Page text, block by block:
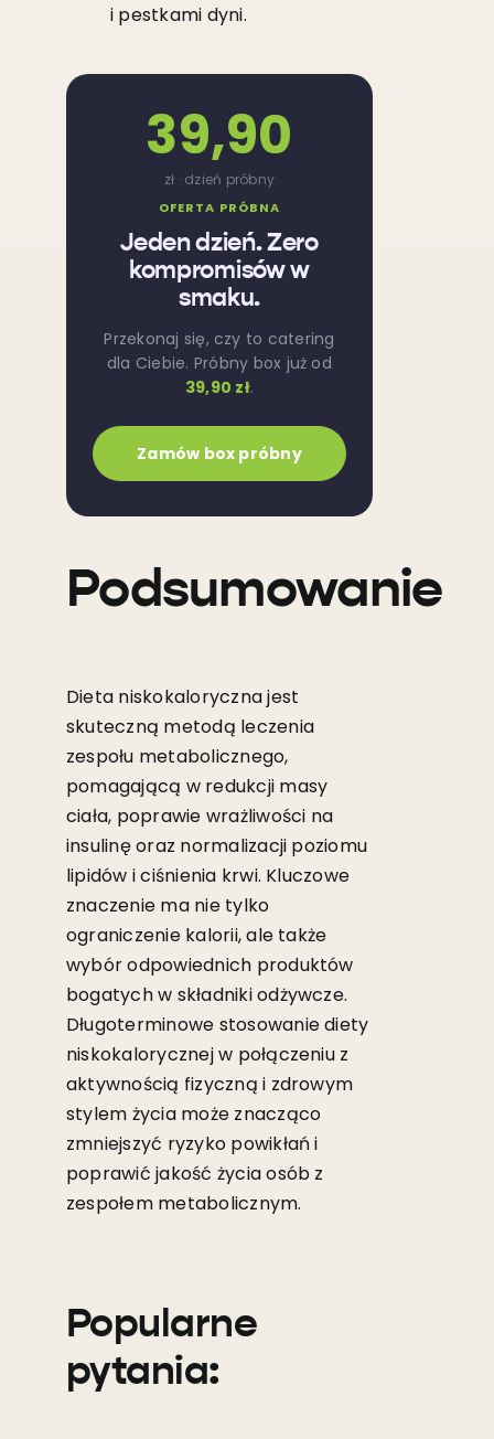
i pestkami dyni.
OFERTA PRÓBNA
Jeden dzień. Zero
kompromisów w
smaku.
Przekonaj się, czy to catering
dla Ciebie. Próbny box już od
39,90 zł.
Zamów box próbny
39,90
zł · dzień próbny
Podsumowanie
Dieta niskokaloryczna jest
skuteczną metodą leczenia
zespołu metabolicznego,
pomagającą w redukcji masy
ciała, poprawie wrażliwości na
insulinę oraz normalizacji poziomu
lipidów i ciśnienia krwi. Kluczowe
znaczenie ma nie tylko
ograniczenie kalorii, ale także
wybór odpowiednich produktów
bogatych w składniki odżywcze.
Długoterminowe stosowanie diety
niskokalorycznej w połączeniu z
aktywnością fizyczną i zdrowym
stylem życia może znacząco
zmniejszyć ryzyko powikłań i
poprawić jakość życia osób z
zespołem metabolicznym.
Popularne
pytania: